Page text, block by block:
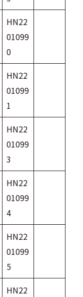
HN22
01099
0
HN22
01099
1
HN22
01099
3
HN22
01099
4
HN22
01099
5
HN22